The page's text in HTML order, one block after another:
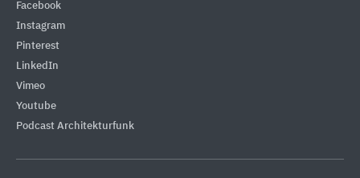
Facebook
Instagram
Pinterest
LinkedIn
Vimeo
Youtube
Podcast Architekturfunk